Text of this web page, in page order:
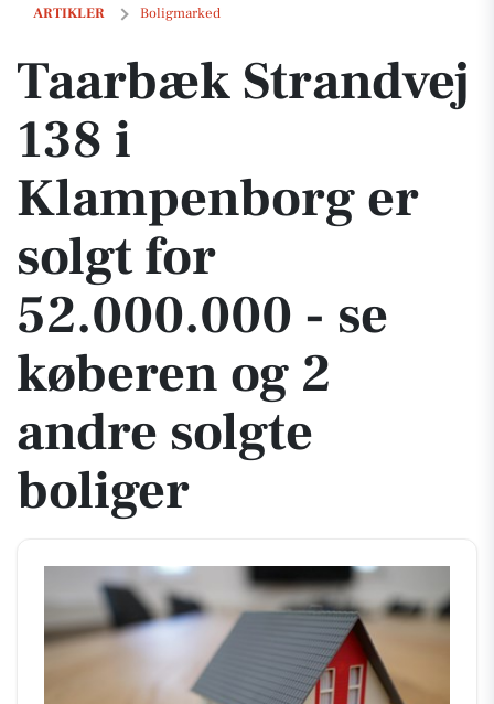
ARTIKLER Boligmarked
Taarbæk Strandvej 138 i Klampenborg er solgt for 52.000.000 - se
Taarbæk Strandvej
138 i
Klampenborg er
solgt for
52.000.000 - se
køberen og 2
andre solgte
boliger